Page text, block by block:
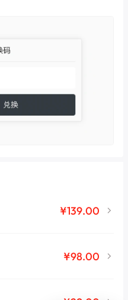
¥139.00
¥98.00